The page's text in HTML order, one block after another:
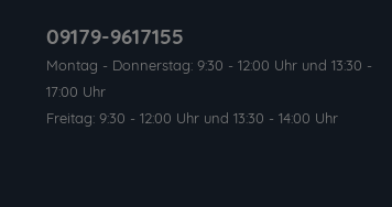
09179-9617155
Montag - Donnerstag: 9:30 - 12:00 Uhr und 13:30 -
17:00 Uhr
Freitag: 9:30 - 12:00 Uhr und 13:30 - 14:00 Uhr